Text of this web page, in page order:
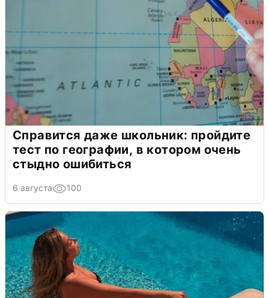
Справится даже школьник: пройдите
тест по географии, в котором очень
стыдно ошибиться
6 августа 100